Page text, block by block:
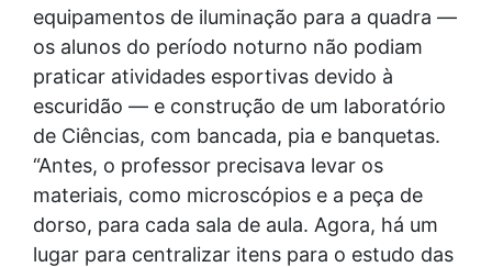
equipamentos de iluminação para a quadra —
os alunos do período noturno não podiam
praticar atividades esportivas devido à
escuridão — e construção de um laboratório
de Ciências, com bancada, pia e banquetas.
“Antes, o professor precisava levar os
materiais, como microscópios e a peça de
dorso, para cada sala de aula. Agora, há um
lugar para centralizar itens para o estudo das